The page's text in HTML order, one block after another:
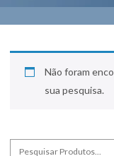
Não foram
sua pesquisa.
Search for: